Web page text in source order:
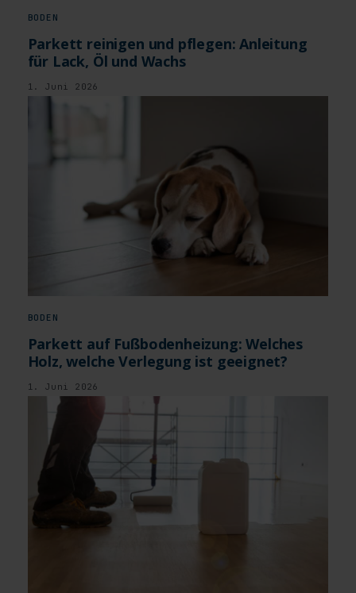
BODEN
Parkett reinigen und pflegen: Anleitung
für Lack, Öl und Wachs
1. Juni 2026
BODEN
Parkett auf Fußbodenheizung: Welches
Holz, welche Verlegung ist geeignet?
1. Juni 2026